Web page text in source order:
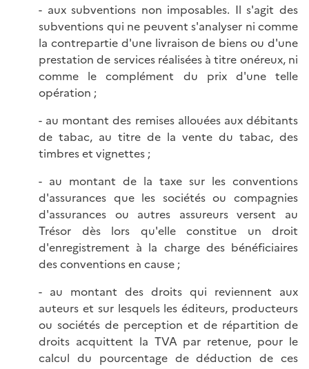
- aux subventions non imposables. Il s'agit des
subventions qui ne peuvent s'analyser ni comme
la contrepartie d'une livraison de biens ou d'une
prestation de services réalisées à titre onéreux, ni
comme le complément du prix d'une telle
opération ;
- au montant des remises allouées aux débitants
de tabac, au titre de la vente du tabac, des
timbres et vignettes ;
- au montant de la taxe sur les conventions
d'assurances que les sociétés ou compagnies
d'assurances ou autres assureurs versent au
Trésor dès lors qu'elle constitue un droit
d'enregistrement à la charge des bénéficiaires
des conventions en cause ;
- au montant des droits qui reviennent aux
auteurs et sur lesquels les éditeurs, producteurs
ou sociétés de perception et de répartition de
droits acquittent la TVA par retenue, pour le
calcul du pourcentage de déduction de ces